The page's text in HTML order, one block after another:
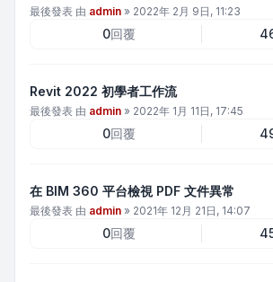
最後發表 由 admin » 2022年 2月 9日, 11:23
0回覆
Revit 2022 初學者工作流
最後發表 由 admin » 2022年 1月 11日, 17:45
0回覆
在 BIM 360 平台檢視 PDF 文件異常
最後發表 由 admin » 2021年 12月 21日, 14:07
0回覆